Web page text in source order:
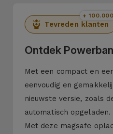
Tevreden klanten
+ 100.000
Ontdek
Met een compact en
eenvoudig en
nieuwste versie, zoals
automatisch opgeladen.
Met deze magsafe